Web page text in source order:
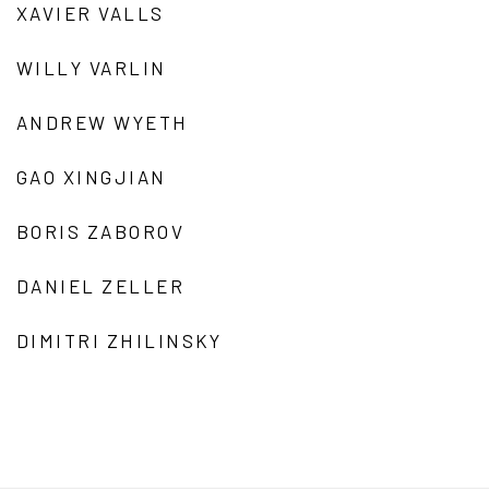
XAVIER VALLS
WILLY VARLIN
ANDREW WYETH
GAO XINGJIAN
BORIS ZABOROV
DANIEL ZELLER
DIMITRI ZHILINSKY